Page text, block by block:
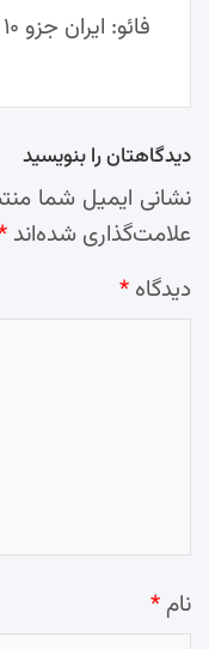
دیدگاهتان را بنویسید
نشانی ایمیل شما
علامت‌گذاری شده‌اند
دیدگاه *
نام *